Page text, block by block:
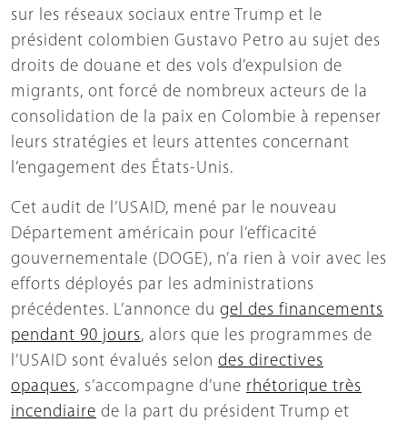
sur les réseaux sociaux entre Trump et le
président colombien Gustavo Petro au sujet des
droits de douane et des vols d’expulsion de
migrants, ont forcé de nombreux acteurs de la
consolidation de la paix en Colombie à repenser
leurs stratégies et leurs attentes concernant
l’engagement des États-Unis.
Cet audit de l’USAID, mené par le nouveau
Département américain pour l’efficacité
gouvernementale (DOGE), n’a rien à voir avec les
efforts déployés par les administrations
précédentes. L’annonce du gel des financements
pendant 90 jours, alors que les programmes de
l’USAID sont évalués selon des directives
opaques, s’accompagne d’une rhétorique très
incendiaire de la part du président Trump et